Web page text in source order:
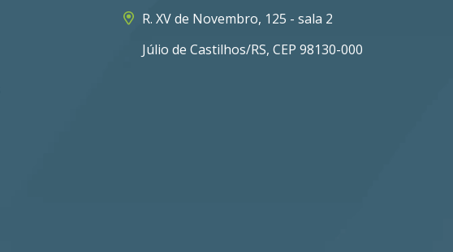
R. XV de Novembro, 125 - sala 2
Júlio de Castilhos/RS, CEP 98130-000